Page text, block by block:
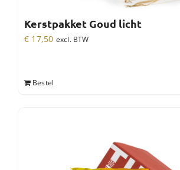
Kerstpakket Goud licht
€ 17,50 excl. BTW
Bestel